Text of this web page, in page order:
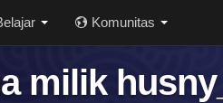
Komunitas
milik